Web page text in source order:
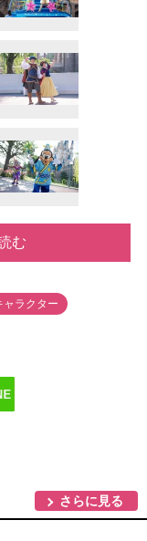
む
ャラクター
さらに見る